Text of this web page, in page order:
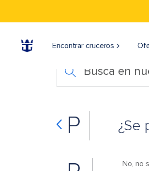
Encontrar cruceros
Busca en
P ¿Se
No, no